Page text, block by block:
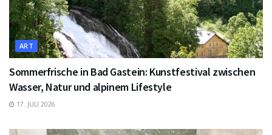
ART
Sommerfrische in Bad Gastein: Kunstfestival zwischen
Wasser, Natur und alpinem Lifestyle
17. JULI 2026